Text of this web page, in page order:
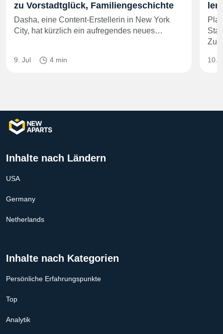
zu Vorstadtglück, Familiengeschichte
Dasha, eine Content-Erstellerin in New York
City, hat kürzlich ein aufregendes neues…
9. Jul 4 min 10.
Inhalte nach Ländern
USA
Germany
Netherlands
Inhalte nach Kategorien
Persönliche Erfahrungspunkte
Top
Analytik